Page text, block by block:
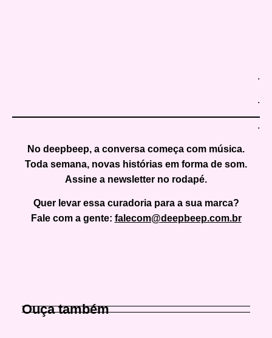
.
.
.
No deepbeep, a conversa começa com música.
Toda semana, novas histórias em forma de som.
Assine a newsletter no rodapé.
Quer levar essa curadoria para a sua marca?
Fale com a gente: falecom@deepbeep.com.br
Ouça também